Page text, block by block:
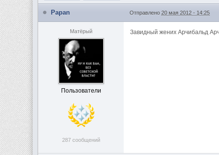
Papan Отправлено20 мая 2012 - 14:25
Матёрый
Пользователи
287 сообщений
Завидный жених Арчибальд